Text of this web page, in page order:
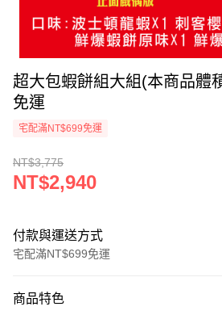
超大包蝦餅組大組(本商品體
免運
宅配滿NT$699免運
NT$3,775
NT$2,940
付款與運送方式
宅配滿NT$699免運
信用卡一次付款
商品特色